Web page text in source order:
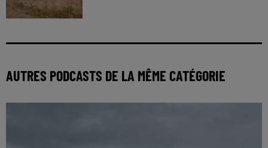
AUTRES PODCASTS DE LA MÊME CATÉGORIE